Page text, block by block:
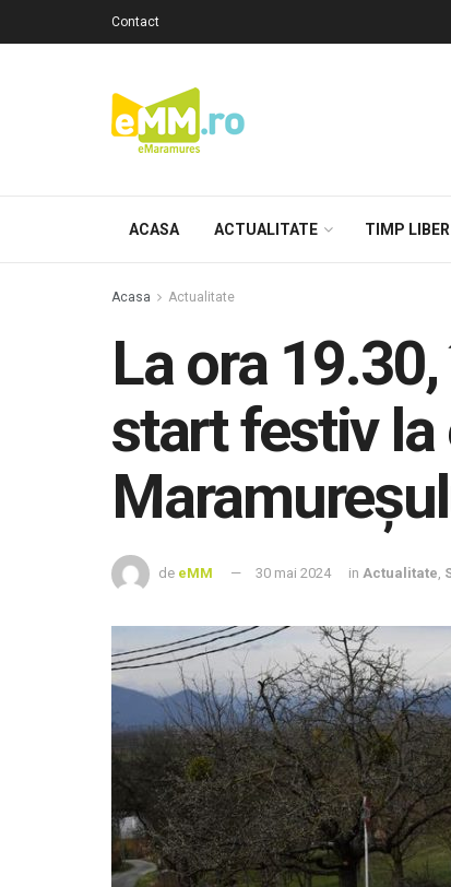
Contact
ACASA ACTUALITATE TIMP LIBER
Acasa Actualitate
La ora
start festiv la
de eMM 30 mai 2024 in Actualitate,